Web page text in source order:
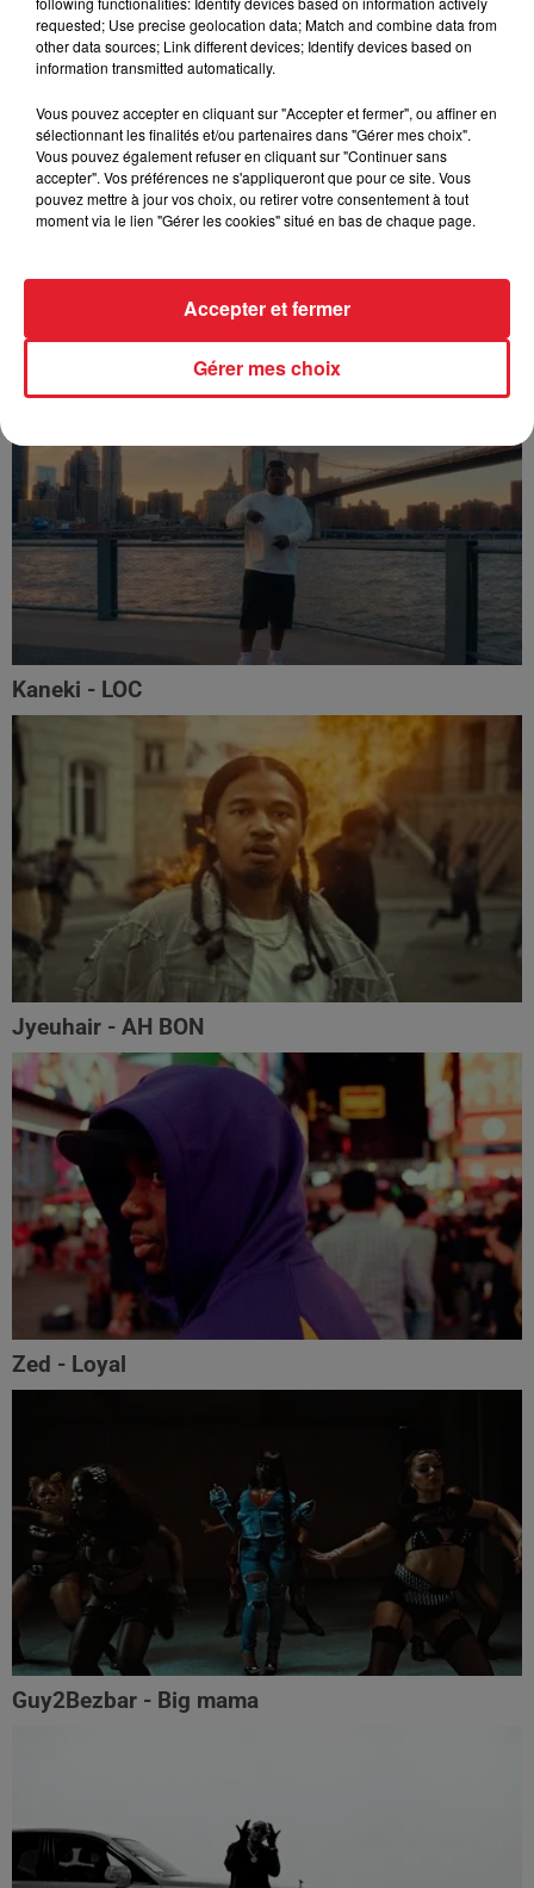
FOLA & Victony - golibe
Kaneki - LOC
Jyeuhair - AH BON
Zed - Loyal
Guy2Bezbar - Big mama
requested; Use precise geolocation data; Match and combine data from
other data sources; Link different devices; Identify devices based on
information transmitted automatically.
Vous pouvez accepter en cliquant sur "Accepter et fermer", ou affiner en
sélectionnant les finalités et/ou partenaires dans "Gérer mes choix".
Vous pouvez également refuser en cliquant sur "Continuer sans
accepter". Vos préférences ne s'appliqueront que pour ce site. Vous
pouvez mettre à jour vos choix, ou retirer votre consentement à tout
moment via le lien "Gérer les cookies" situé en bas de chaque page.
Gérer mes choix
Accepter et fermer